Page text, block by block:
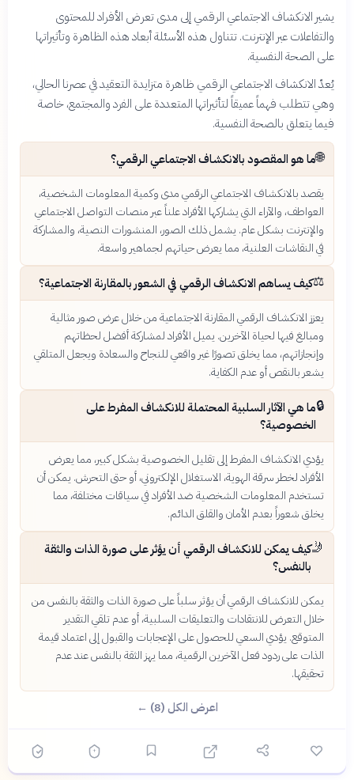
يشير الانكشاف الاجتماعي الرقمي إلى مدى تعرض الأفراد للمحتوى
والتفاعلات عبر الإنترنت. تتناول هذه الأسئلة أبعاد هذه الظاهرة وتأثيراتها
على الصحة النفسية.
يُعدّ الانكشاف الاجتماعي الرقمي ظاهرة متزايدة التعقيد في عصرنا الحالي،
وهي تتطلب فهماً عميقاً لتأثيراتها المتعددة على الفرد والمجتمع، خاصة
فيما يتعلق بالصحة النفسية.
🌐ما هو المقصود بالانكشاف الاجتماعي الرقمي؟
يقصد بالانكشاف الاجتماعي الرقمي مدى وكمية المعلومات الشخصية،
العواطف، والآراء التي يشاركها الأفراد علناً عبر منصات التواصل الاجتماعي
والإنترنت بشكل عام. يشمل ذلك الصور، المنشورات النصية، والمشاركة
في النقاشات العلنية، مما يعرض حياتهم لجماهير واسعة.
⚖️كيف يساهم الانكشاف الرقمي في الشعور بالمقارنة الاجتماعية؟
يعزز الانكشاف الرقمي المقارنة الاجتماعية من خلال عرض صور مثالية
ومبالغ فيها لحياة الآخرين. يميل الأفراد لمشاركة أفضل لحظاتهم
وإنجازاتهم، مما يخلق تصورًا غير واقعي للنجاح والسعادة ويجعل المتلقي
يشعر بالنقص أو عدم الكفاية.
🔒ما هي الآثار السلبية المحتملة للانكشاف المفرط على
الخصوصية؟
يؤدي الانكشاف المفرط إلى تقليل الخصوصية بشكل كبير، مما يعرض
الأفراد لخطر سرقة الهوية، الاستغلال الإلكتروني، أو حتى التحرش. يمكن أن
تستخدم المعلومات الشخصية ضد الأفراد في سياقات مختلفة، مما
يخلق شعوراً بعدم الأمان والقلق الدائم.
🤳كيف يمكن للانكشاف الرقمي أن يؤثر على صورة الذات والثقة
بالنفس؟
يمكن للانكشاف الرقمي أن يؤثر سلباً على صورة الذات والثقة بالنفس من
خلال التعرض للانتقادات والتعليقات السلبية، أو عدم تلقي التقدير
المتوقع. يؤدي السعي للحصول على الإعجابات والقبول إلى اعتماد قيمة
الذات على ردود فعل الآخرين الرقمية، مما يهز الثقة بالنفس عند عدم
تحقيقها.
اعرض الكل (8) ←